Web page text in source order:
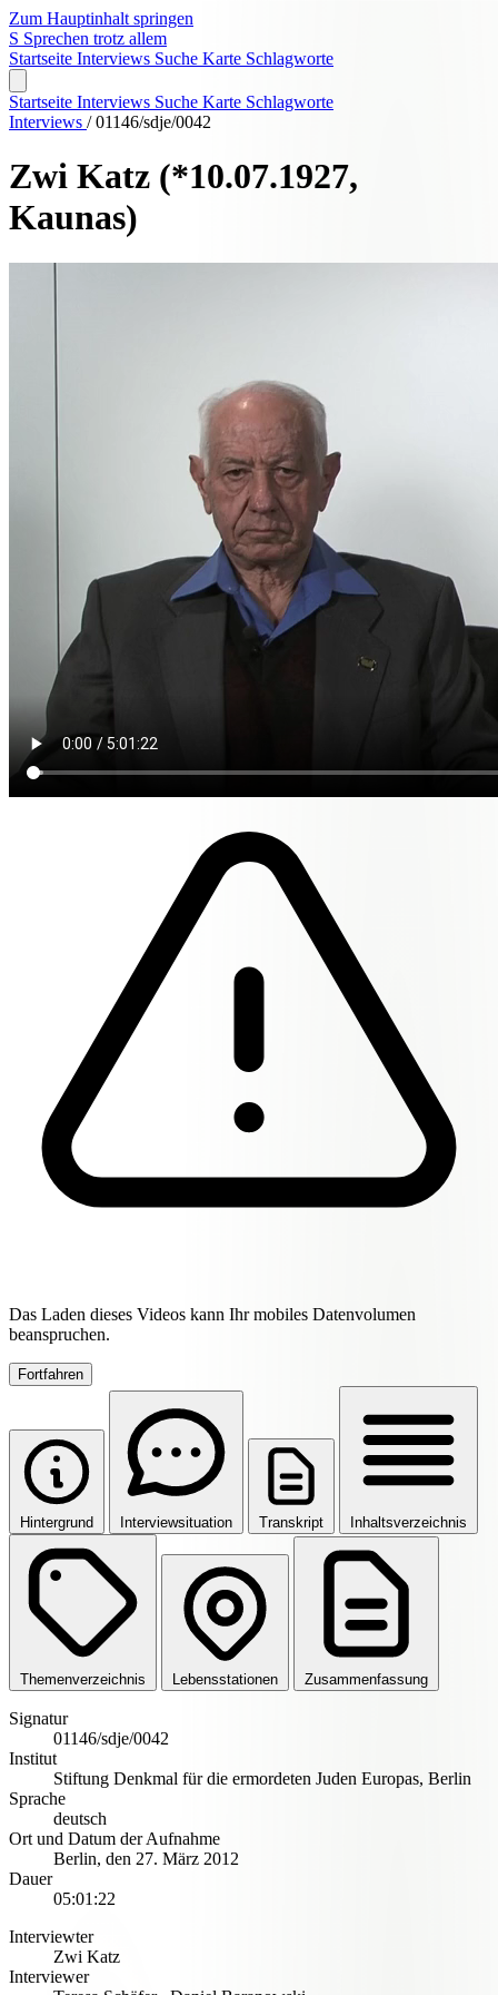
Zum Hauptinhalt springen
S Sprechen trotz allem
Startseite Interviews Suche Karte Schlagworte
Startseite Interviews Suche Karte Schlagworte
Interviews / 01146/sdje/0042
Zwi Katz (*10.07.1927,
Kaunas)
Das Laden dieses Videos kann Ihr mobiles Datenvolumen
beanspruchen.
Fortfahren
Hintergrund Interviewsituation Transkript Inhaltsverzeichnis
Themenverzeichnis Lebensstationen Zusammenfassung
Signatur
01146/sdje/0042
Institut
Stiftung Denkmal für die ermordeten Juden Europas, Berlin
Sprache
deutsch
Ort und Datum der Aufnahme
Berlin, den 27. März 2012
Dauer
05:01:22
Interviewter
Zwi Katz
Interviewer